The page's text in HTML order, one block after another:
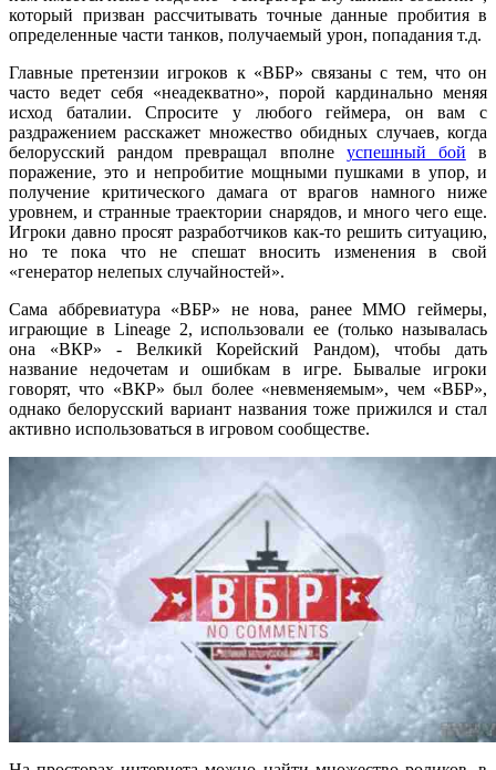
который призван рассчитывать точные данные пробития в
определенные части танков, получаемый урон, попадания т.д.
Главные претензии игроков к «ВБР» связаны с тем, что он
часто ведет себя «неадекватно», порой кардинально меняя
исход баталии. Спросите у любого геймера, он вам с
раздражением расскажет множество обидных случаев, когда
белорусский рандом превращал вполне успешный бой в
поражение, это и непробитие мощными пушками в упор, и
получение критического дамага от врагов намного ниже
уровнем, и странные траектории снарядов, и много чего еще.
Игроки давно просят разработчиков как-то решить ситуацию,
но те пока что не спешат вносить изменения в свой
«генератор нелепых случайностей».
Сама аббревиатура «ВБР» не нова, ранее ММО геймеры,
играющие в Lineage 2, использовали ее (только называлась
она «ВКР» - Велкикй Корейский Рандом), чтобы дать
название недочетам и ошибкам в игре. Бывалые игроки
говорят, что «ВКР» был более «невменяемым», чем «ВБР»,
однако белорусский вариант названия тоже прижился и стал
активно использоваться в игровом сообществе.